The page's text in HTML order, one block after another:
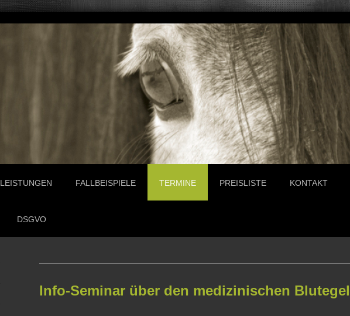
LEISTUNGEN FALLBEISPIELE TERMINE PREISLISTE KONTAKT
DSGVO
Info-Seminar über den medizinischen